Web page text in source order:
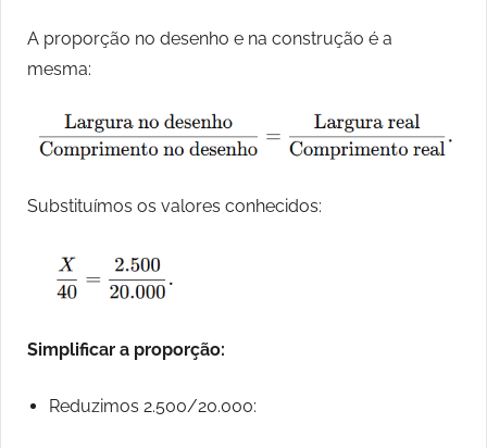
A proporção no desenho e na construção é a
mesma:
Substituímos os valores conhecidos:
Simplificar a proporção:
Reduzimos 2.500/20.000: